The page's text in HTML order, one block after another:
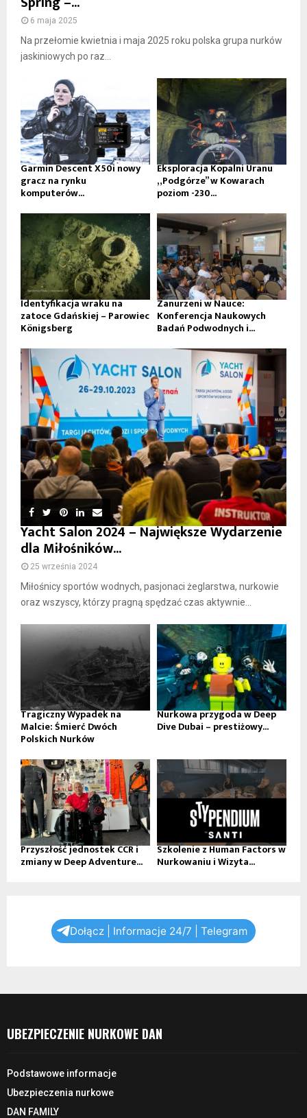
6 maja 2025
Na przełomie kwietnia i maja 2025 roku polska grupa nurków
jaskiniowych po raz...
Garmin Descent X50i nowy
gracz na rynku
komputerów...
Eksploracja Kopalni Uranu
„Podgórze” w Kowarach
poziom -230...
Identyfikacja wraku na
zatoce Gdańskiej – Parowiec
Königsberg
Zanurzeni w Nauce:
Konferencja Naukowych
Badań Podwodnych i...
Yacht Salon 2024 – Największe Wydarzenie
dla Miłośników...
25 września 2024
Miłośnicy sportów wodnych, pasjonaci żeglarstwa, nurkowie
oraz wszyscy, którzy pragną spędzać czas aktywnie...
Tragiczny Wypadek na
Malcie: Śmierć Dwóch
Polskich Nurków
Nurkowa przygoda w Deep
Dive Dubai – prestiżowy...
Przyszłość jednostek CCR i
zmiany w Deep Adventure...
Szkolenie z Human Factors w
Nurkowaniu i Wizyta...
Dołącz | Informacje 24/7 | Telegram
UBEZPIECZENIE NURKOWE DAN
Podstawowe informacje
Ubezpieczenia nurkowe
DAN FAMILY